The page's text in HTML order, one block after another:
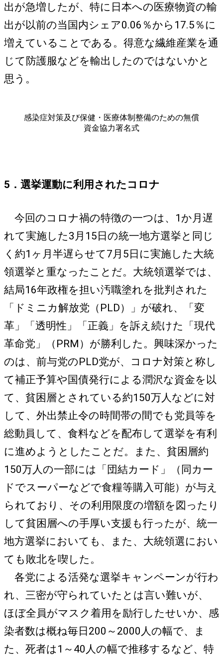
出が急増したが、特に日本への医療物資の輸
出が以前の当国内シェア0.06％から17.5％に
増えていることである。得意な繊維産業を通
じて防護服などを輸出したのではないかと
思う。
感染症対策及び保健・医療体制整備のための無償
資金協力署名式
5．選挙運動に利用されたコロナ
今回のコロナ禍の特徴の一つは、1か月遅
れて実施した3月15日の統一地方選挙と同じ
く約1ヶ月半遅らせて7月5日に実施した大統
領選挙と重なったことだ。大統領選挙では、
結局16年政権を担い汚職塗れを批判された
「ドミニカ解放党（PLD）」が破れ、「変
革」「透明性」「正義」を訴え続けた「現代
革命党」（PRM）が勝利した。興味深かった
のは、前与党のPLD党が、コロナ対策と称し
て補正予算や国債発行による潤沢な資金を以
て、貧困層とされている約150万人などに対
して、外出禁止令の時間帯の間でも党員等を
総動員して、食料などを配布して選挙を有利
に進めようとしたことだ。また、貧困層約
150万人の一部には「団結カード」（同カー
ドでスーパーなどで食糧等購入可能）が与え
られており、その利用限度の増額を図ったり
して貧困層への手厚い支援も行ったが、統一
地方選挙においても、また、大統領選におい
ても敗北を喫した。
各党による活発な選挙キャンペーンが行わ
れ、三密が守られていたとは言い難いが、
ほぼ全員がマスク着用を励行したせいか、感
染者数は概ね毎日200～2000人の幅で、ま
た、死者は1～40人の幅で推移するなど、特